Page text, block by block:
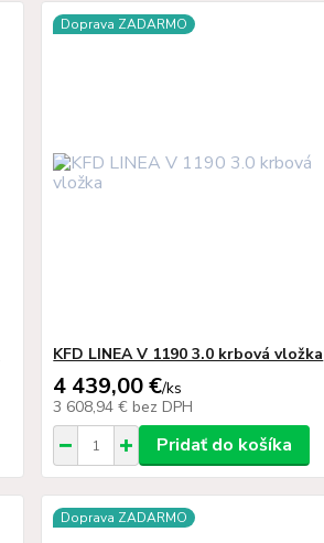
Doprava ZADARMO
KFD LINEA V 1190 3.0 krbová vložka
4 439,00 €/ks
3 608,94 € bez DPH
Pridať do košíka
Doprava ZADARMO